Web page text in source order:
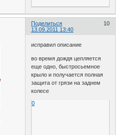
Поделиться
10
13.09.2011 13:40
исправил описание
во время дождя цепляется
еще одно, быстросьемное
крыло и получается полная
защита от грязи на заднем
колесе
0